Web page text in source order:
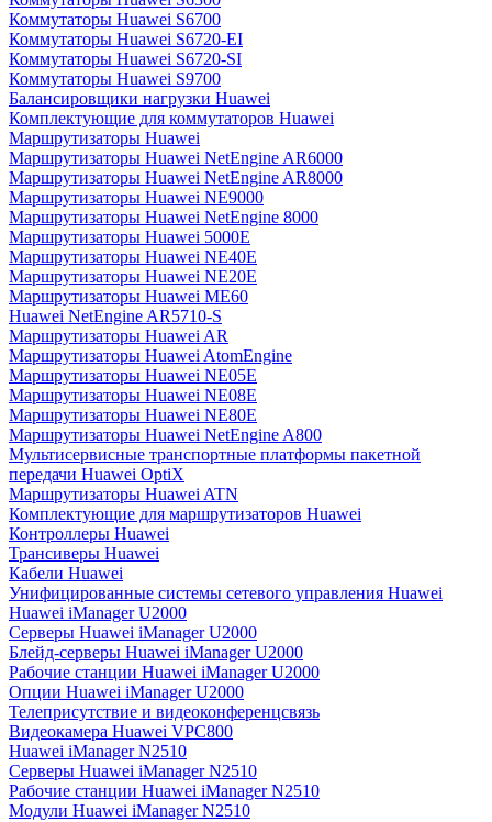
Коммутаторы Huawei S6700
Коммутаторы Huawei S6720-EI
Коммутаторы Huawei S6720-SI
Коммутаторы Huawei S9700
Балансировщики нагрузки Huawei
Комплектующие для коммутаторов Huawei
Маршрутизаторы Huawei
Маршрутизаторы Huawei NetEngine AR6000
Маршрутизаторы Huawei NetEngine AR8000
Маршрутизаторы Huawei NE9000
Маршрутизаторы Huawei NetEngine 8000
Маршрутизаторы Huawei 5000E
Маршрутизаторы Huawei NE40E
Маршрутизаторы Huawei NE20E
Маршрутизаторы Huawei ME60
Huawei NetEngine AR5710-S
Маршрутизаторы Huawei AR
Маршрутизаторы Huawei AtomEngine
Маршрутизаторы Huawei NE05E
Маршрутизаторы Huawei NE08E
Маршрутизаторы Huawei NE80E
Маршрутизаторы Huawei NetEngine A800
Мультисервисные транспортные платформы пакетной
передачи Huawei OptiX
Маршрутизаторы Huawei ATN
Комплектующие для маршрутизаторов Huawei
Контроллеры Huawei
Трансиверы Huawei
Кабели Huawei
Унифицированные системы сетевого управления Huawei
Huawei iManager U2000
Серверы Huawei iManager U2000
Блейд-серверы Huawei iManager U2000
Рабочие станции Huawei iManager U2000
Опции Huawei iManager U2000
Телеприсутствие и видеоконференцсвязь
Видеокамера Huawei VPC800
Huawei iManager N2510
Серверы Huawei iManager N2510
Рабочие станции Huawei iManager N2510
Модули Huawei iManager N2510